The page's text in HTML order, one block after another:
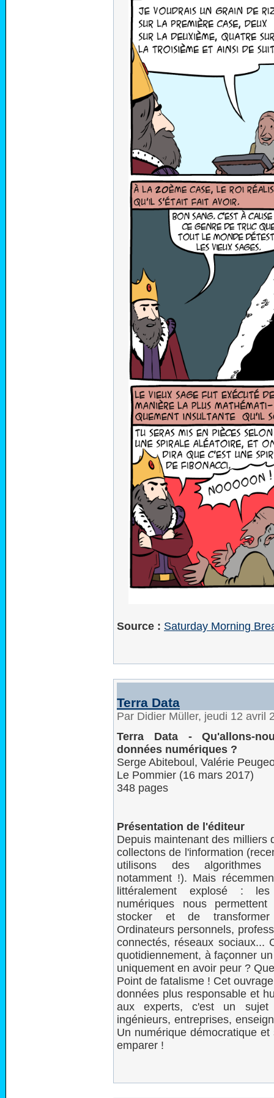
Source : Saturday Morning
Terra Data
Par Didier Müller, jeudi 12 avril
Terra Data - Qu'allons-
données numériques ?
Serge Abiteboul, Valérie
Le Pommier (16 mars 2017)
348 pages
Présentation de l'éditeur
Depuis maintenant des milliers
collectons de l'information
utilisons des algorithmes
notamment !). Mais
littéralement explosé : les
numériques nous
stocker et de transformer
Ordinateurs personnels,
connectés, réseaux sociaux...
quotidiennement, à façonner
uniquement en avoir peur ?
Point de fatalisme ! Cet
données plus responsable et
aux experts, c'est un sujet
ingénieurs, entreprises,
Un numérique démocratique
emparer !